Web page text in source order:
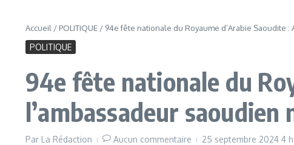
Accueil / POLITIQUE / 94e fête nationale du Royaume d’Arabie Saoudite
POLITIQUE
94e fête nationale du
l’ambassadeur
Par La Rédaction Aucun commentaire 25 septembre 2024 4